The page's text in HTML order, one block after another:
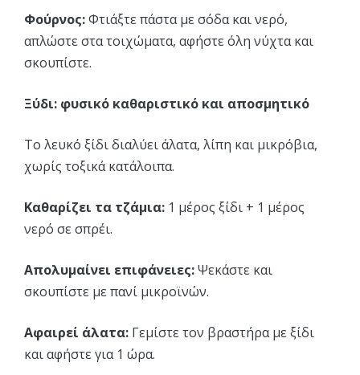
Φούρνος:Φτιάξτε πάστα με σόδα και νερό,
απλώστε στα τοιχώματα, αφήστε όλη νύχτα και
σκουπίστε.
Ξύδι: φυσικό καθαριστικό και αποσμητικό
Το λευκό ξίδι διαλύει άλατα, λίπη και μικρόβια,
χωρίς τοξικά κατάλοιπα.
Καθαρίζει τα τζάμια: 1 μέρος ξίδι + 1 μέρος
νερό σε σπρέι.
Απολυμαίνει επιφάνειες:Ψεκάστε και
σκουπίστε με πανί μικροϊνών.
Αφαιρεί άλατα: Γεμίστε τον βραστήρα με ξίδι
και αφήστε για 1 ώρα.